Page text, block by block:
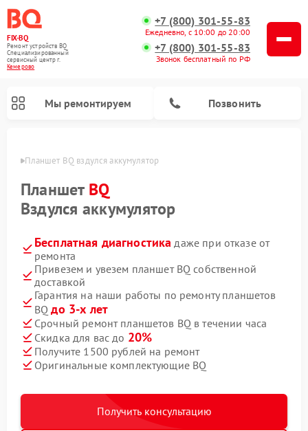
FIX-BQ
Ремонт устройств BQ
Специализированный
cервисный центр г.
Кемерово
+7 (800) 301-55-83
Ежедневно, с 10:00 до 20:00
+7 (800) 301-55-83
Звонок бесплатный по РФ
Мы ремонтируем Позвонить
Планшет BQ вздулся аккумулятор
Планшет BQ
Вздулся аккумулятор
Бесплатная диагностика даже при отказе от
ремонта
Привезем и увезем планшет BQ собственной
доставкой
Гарантия на наши работы по ремонту планшетов
BQдо 3-х лет
Срочный ремонт планшетов BQ в течении часа
Скидка для вас до 20%
Получите 1500 рублей на ремонт
Оригинальные комплектующие BQ
Получить консультацию